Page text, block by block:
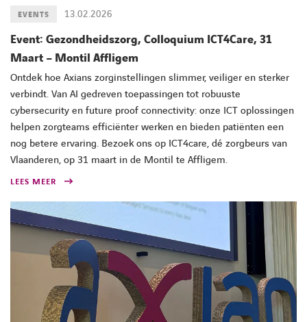
13.02.2026
EVENTS
Event: Gezondheidszorg, Colloquium ICT4Care, 31
Maart – Montil Affligem
Ontdek hoe Axians zorginstellingen slimmer, veiliger en sterker
verbindt. Van AI gedreven toepassingen tot robuuste
cybersecurity en future proof connectivity: onze ICT oplossingen
helpen zorgteams efficiënter werken en bieden patiënten een
nog betere ervaring. Bezoek ons op ICT4care, dé zorgbeurs van
Vlaanderen, op 31 maart in de Montil te Affligem.
LEES MEER